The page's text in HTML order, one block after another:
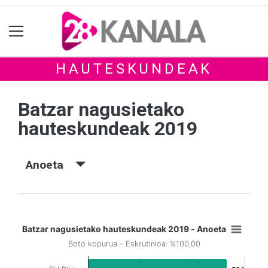
HAUTESKUNDEAK
Batzar nagusietako
hauteskundeak 2019
Anoeta
Batzar nagusietako hauteskundeak 2019 - Anoeta
Boto kopurua - Eskrutinioa: %100,00